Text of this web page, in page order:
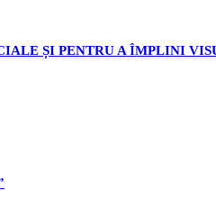
ȘI PENTRU A ÎMPLINI